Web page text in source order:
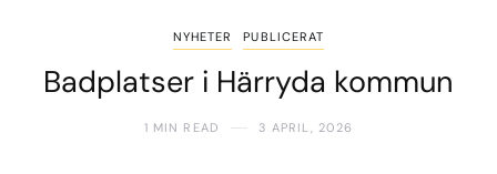
NYHETER PUBLICERAT
Badplatser i Härryda kommun
1 MIN READ 3 APRIL, 2026